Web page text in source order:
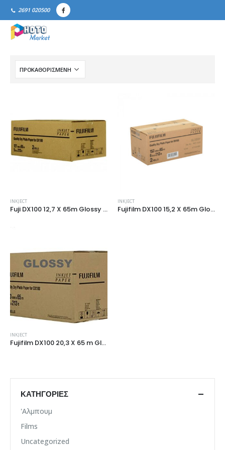
2691 020500
INKJECT
Fuji DX100 12,7 X 65m Glossy & Lustre
INKJECT
Fujifilm DX100 15,2 X 65m Glossy & Lustre
INKJECT
Fujifilm DX100 20,3 X 65 m Glossy/Lustre
ΚΑΤΗΓΟΡΊΕΣ
'Αλμπουμ
Films
Uncategorized